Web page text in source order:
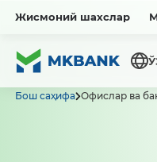
Жисмоний шахслар
Бош саҳифа Офислар ва